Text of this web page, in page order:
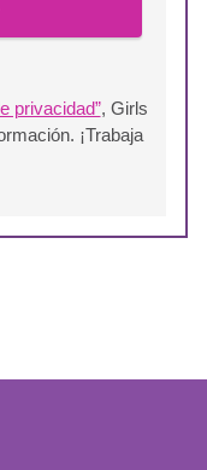
privacidad”, Girls
¡Trabaja